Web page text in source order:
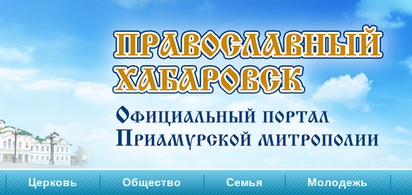
Церковь Общество Семья Молодежь